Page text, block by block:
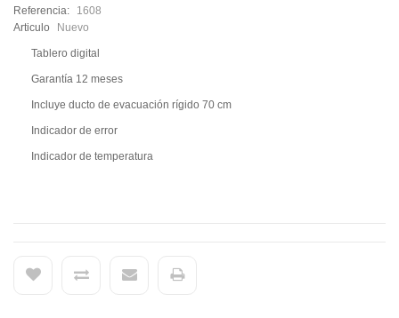
Referencia:
1608
Articulo
Nuevo
Tablero digital
Garantía 12 meses
Incluye ducto de evacuación rígido 70 cm
Indicador de error
Indicador de temperatura